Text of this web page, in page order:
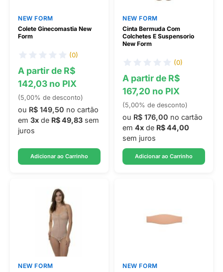
NEW FORM
Colete Ginecomastia New
Form
(0)
A partir de R$
142,03 no PIX
(5,00% de desconto)
ou R$ 149,50 no cartão
em 3x de R$ 49,83 sem
juros
Adicionar ao Carrinho
NEW FORM
Cinta Bermuda Com
Colchetes E Suspensorio
New Form
(0)
A partir de R$
167,20 no PIX
(5,00% de desconto)
ou R$ 176,00 no cartão
em 4x de R$ 44,00
sem juros
Adicionar ao Carrinho
NEW FORM
NEW FORM